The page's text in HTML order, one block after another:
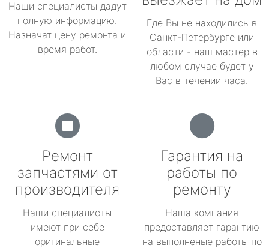
Наши специалисты дадут
полную информацию.
Назначат цену ремонта и
время работ.
Где Вы не находились в
Санкт-Петербурге или
области - наш мастер в
любом случае будет у
Вас в течении часа.
Ремонт
запчастями от
производителя
Наши специалисты
имеют при себе
оригинальные
Гарантия на
работы по
ремонту
Наша компания
предоставляет гарантию
на выполненые работы по